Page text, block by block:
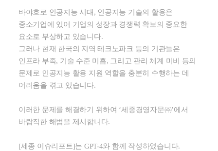
바야흐로 인공지능 시대 , 인공지능 기술의 활용은
중소기업에 있어 기업의 성장과 경쟁력 확보의 중요한
요소로 부상하고 있습니다.
그러나 현재 한국의 지역 테크노파크 등의 기관들은
인프라 부족, 기술 수준 미흡, 그리고 관리 체계 미비 등의
문제로 인공지능 활용 지원 역할을 충분히 수행하는 데
어려움을 겪고 있습니다.
이러한 문제를 해결하기 위하여 ‘세종경영자문㈜’에서
바람직한 해법을 제시합니다.
[세종 이슈리포트]는 GPT-4와 함께 작성하였습니다.